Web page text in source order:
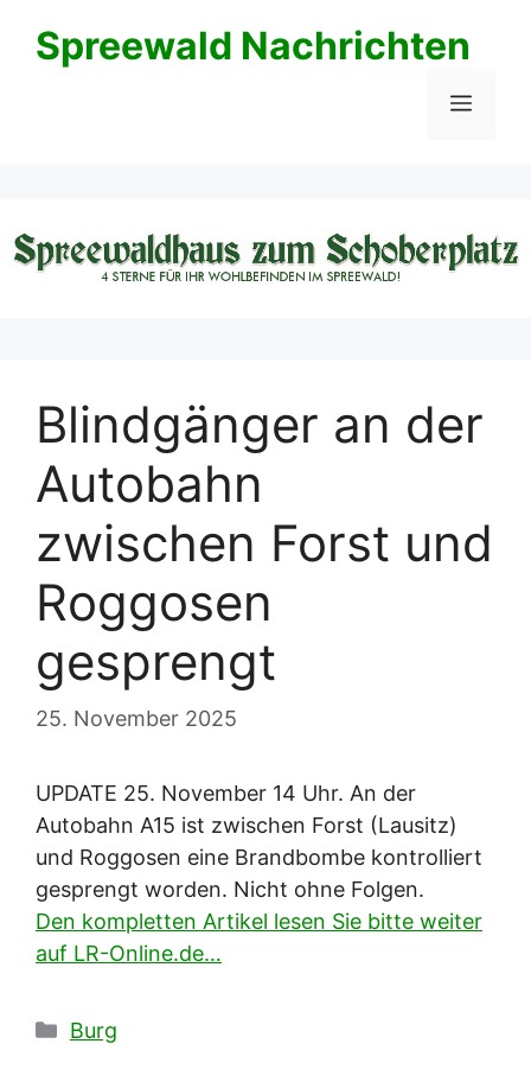
InhaltSpreewald Nachrichten
Menü
Blindgänger an der
Autobahn
zwischen Forst und
Roggosen
gesprengt
25. November 2025
UPDATE 25. November 14 Uhr. An der
Autobahn A15 ist zwischen Forst (Lausitz)
und Roggosen eine Brandbombe kontrolliert
gesprengt worden. Nicht ohne Folgen.
Den kompletten Artikel lesen Sie bitte weiter
auf LR-Online.de…
Kategorien
Burg